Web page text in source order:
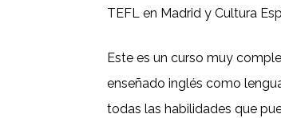
TEFL en Madrid y Cultura
Este es un curso muy
enseñado inglés como
todas las habilidades que